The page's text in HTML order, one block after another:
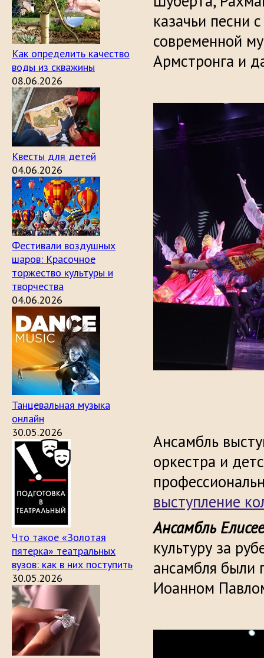
Как определить качество
воды из скважины
08.06.2026
Квесты для детей
04.06.2026
Фестивали воздушных
шаров: Красочное
торжество культуры и
творчества
04.06.2026
Танцевальная музыка
онлайн
30.05.2026
Что такое «Золотая
пятерка» театральных
вузов: как в них поступить
30.05.2026
казачьи песни
современной
Армстронга и
Ансамбль
оркестра и
выступление
Ансамбль
культуру за
ансамбля были
Иоанном